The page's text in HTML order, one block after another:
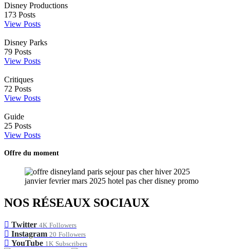
Disney Productions
173 Posts
View Posts
Disney Parks
79 Posts
View Posts
Critiques
72 Posts
View Posts
Guide
25 Posts
View Posts
Offre du moment
NOS RÉSEAUX SOCIAUX
Twitter 4K Followers
Instagram 20 Followers
YouTube 1K Subscribers